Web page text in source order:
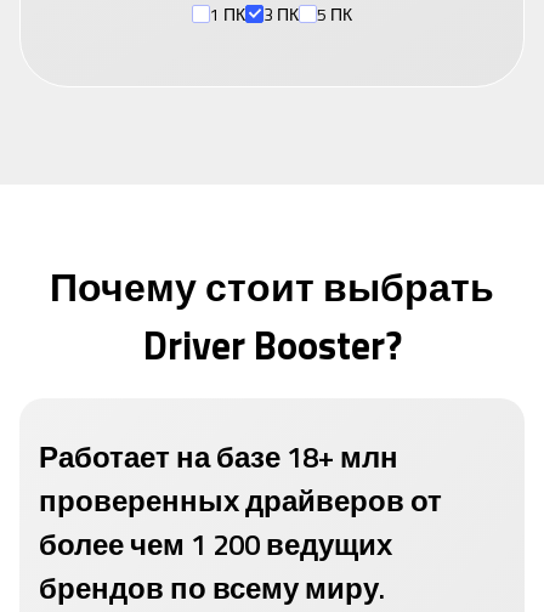
1 ПК 3 ПК 5 ПК
Почему стоит выбрать
Driver Booster?
Работает на базе 18+ млн
проверенных драйверов от
более чем 1 200 ведущих
брендов по всему миру.